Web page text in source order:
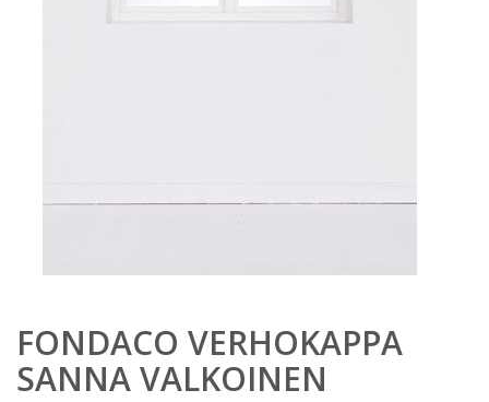
FONDACO VERHOKAPPA
SANNA VALKOINEN